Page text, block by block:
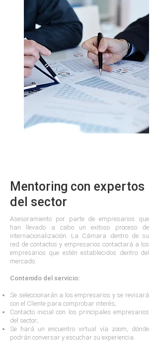
Mentoring con expertos
del sector
Asesoramiento por parte de empresarios que
han llevado a cabo un exitoso proceso de
internacionalización. La Cámara dentro de su
red de contactos y empresarios contactará a los
empresarios que estén establecidos dentro del
mercado.
Contenido del servicio:
Se seleccionarán a los empresarios y se revisará
con el Cliente para comprobar interés;
Contacto inicial con los principales empresarios
del sector;
Se hará un encuentro virtual vía zoom, dónde
podrán conversar y escuchar su experiencia.